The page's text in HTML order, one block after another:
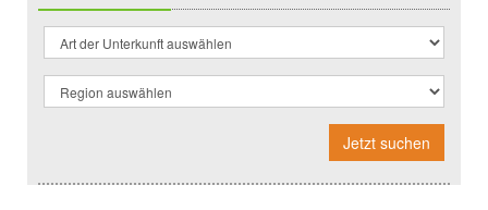
Jetzt suchen